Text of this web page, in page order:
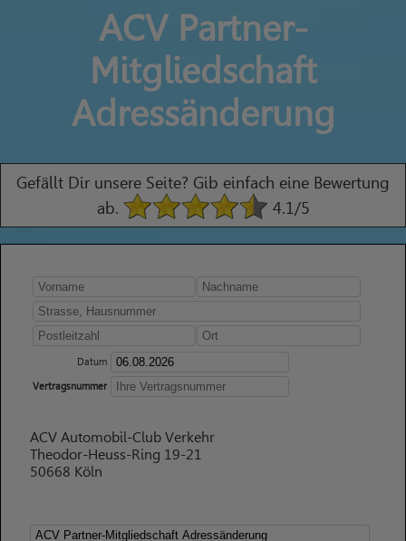
ACV Partner-
Mitgliedschaft
Adressänderung
Gefällt Dir unsere Seite? Gib einfach eine Bewertung
ab.
4.1 /5
Datum
Vertragsnummer
ACV Automobil-Club Verkehr
Theodor-Heuss-Ring 19-21
50668 Köln